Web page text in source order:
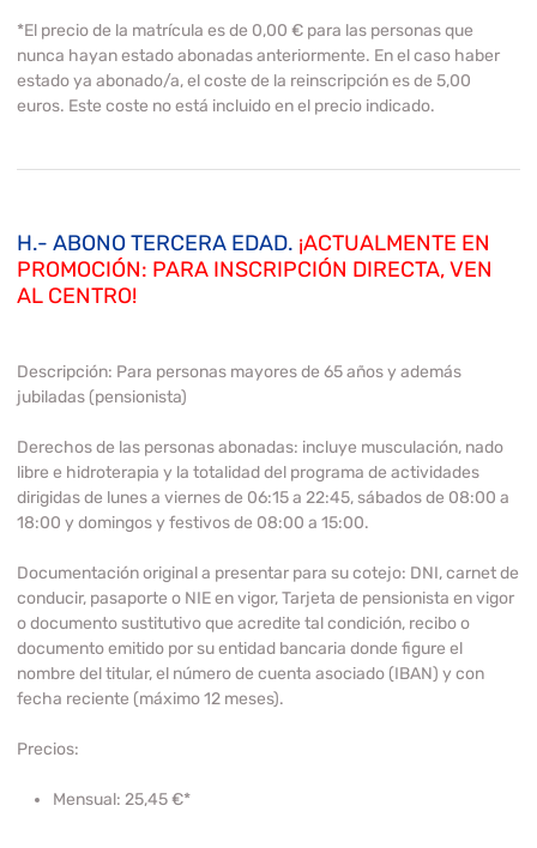
*El precio de la matrícula es de 0,00 € para las personas que
nunca hayan estado abonadas anteriormente. En el caso haber
estado ya abonado/a, el coste de la reinscripción es de 5,00
euros. Este coste no está incluido en el precio indicado.
H.- ABONO TERCERA EDAD. ¡ACTUALMENTE EN
PROMOCIÓN: PARA INSCRIPCIÓN DIRECTA, VEN
AL CENTRO!
Descripción: Para personas mayores de 65 años y además
jubiladas (pensionista)
Derechos de las personas abonadas: incluye musculación, nado
libre e hidroterapia y la totalidad del programa de actividades
dirigidas de lunes a viernes de 06:15 a 22:45, sábados de 08:00 a
18:00 y domingos y festivos de 08:00 a 15:00.
Documentación original a presentar para su cotejo: DNI, carnet de
conducir, pasaporte o NIE en vigor, Tarjeta de pensionista en vigor
o documento sustitutivo que acredite tal condición, recibo o
documento emitido por su entidad bancaria donde figure el
nombre del titular, el número de cuenta asociado (IBAN) y con
fecha reciente (máximo 12 meses).
Precios:
Mensual: 25,45 €*